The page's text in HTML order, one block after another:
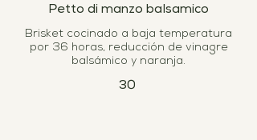
Petto di manzo balsamico
Brisket cocinado a baja temperatura
por 36 horas, reducción de vinagre
balsámico y naranja.
30